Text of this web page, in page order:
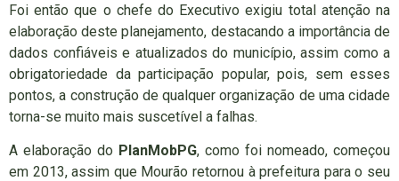
Foi então que o chefe do Executivo exigiu total atenção na
elaboração deste planejamento, destacando a importância de
dados confiáveis e atualizados do município, assim como a
obrigatoriedade da participação popular, pois, sem esses
pontos, a construção de qualquer organização de uma cidade
torna-se muito mais suscetível a falhas.
A elaboração do PlanMobPG, como foi nomeado, começou
em 2013, assim que Mourão retornou à prefeitura para o seu